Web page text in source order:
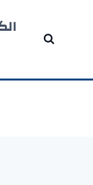
المحتوى